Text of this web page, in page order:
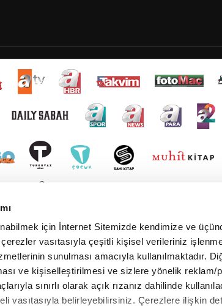
için İnternet Sitemizde kendimize ve
vasıtasıyla çeşitli kişisel verileriniz
sunulması amacıyla kullanılmaktadır.
ve kişiselleştirilmesi ve sizlere yönelik reklam/
sınırlı olarak açık rızanız dahilinde
vasıtasıyla belirleyebilirsiniz. Çerezlere ilişkin